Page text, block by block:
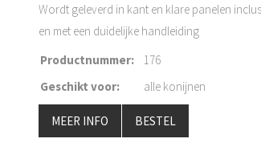
Wordt geleverd in kant en klare panelen
en met een duidelijke handleiding
Productnummer:
176
Geschikt voor: alle konijnen
MEER INFO BESTEL